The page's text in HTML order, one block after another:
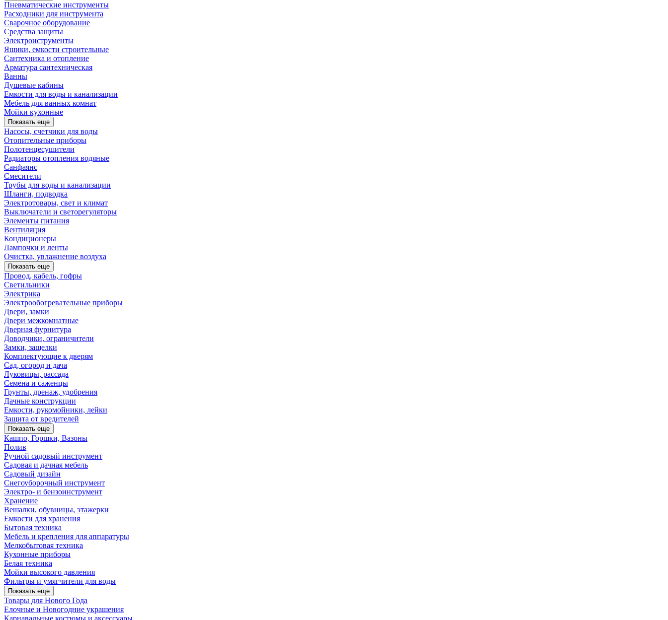
Пневматические инструменты
Расходники для инструмента
Сварочное оборудование
Средства защиты
Электроиструменты
Ящики, емкости строительные
Сантехника и отопление
Арматура сантехническая
Ванны
Душевые кабины
Емкости для воды и канализации
Мебель для ванных комнат
Мойки кухонные
Показать еще
Насосы, счетчики для воды
Отопительные приборы
Полотенцесушители
Радиаторы отопления водяные
Санфаянс
Смесители
Трубы для воды и канализации
Шланги, подводка
Электротовары, свет и климат
Выключатели и светорегуляторы
Элементы питания
Вентиляция
Кондиционеры
Лампочки и ленты
Очистка, увлажнение воздуха
Показать еще
Провод, кабель, гофры
Светильники
Электрика
Электрообогревательные приборы
Двери, замки
Двери межкомнатные
Дверная фурнитура
Доводчики, ограничители
Замки, защелки
Комплектующие к дверям
Сад, огород и дача
Луковицы, рассада
Семена и саженцы
Грунты, дренаж, удобрения
Дачные конструкции
Емкости, рукомойники, лейки
Защита от вредителей
Показать еще
Кашпо, Горшки, Вазоны
Полив
Ручной садовый инструмент
Садовая и дачная мебель
Садовый дизайн
Снегоуборочный инструмент
Электро- и бензоинструмент
Хранение
Вешалки, обувницы, этажерки
Емкости для хранения
Бытовая техника
Мебель и крепления для аппаратуры
Мелкобытовая техника
Кухонные приборы
Белая техника
Мойки высокого давления
Фильтры и умягчители для воды
Показать еще
Товары для Нового Года
Елочные и Новогодние украшения
Карнавальные костюмы и аксессуары